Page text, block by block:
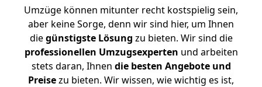
Umzüge können mitunter recht kostspielig sein,
aber keine Sorge, denn wir sind hier, um Ihnen
diegünstigste Lösung zu bieten. Wir sind die
professionellen Umzugsexperten und arbeiten
stets daran, Ihnen die besten Angebote und
Preisezu bieten. Wir wissen, wie wichtig es ist,